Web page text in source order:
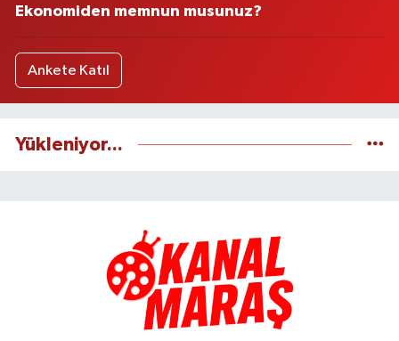
Ekonomiden memnun musunuz?
Ankete Katıl
Yükleniyor...